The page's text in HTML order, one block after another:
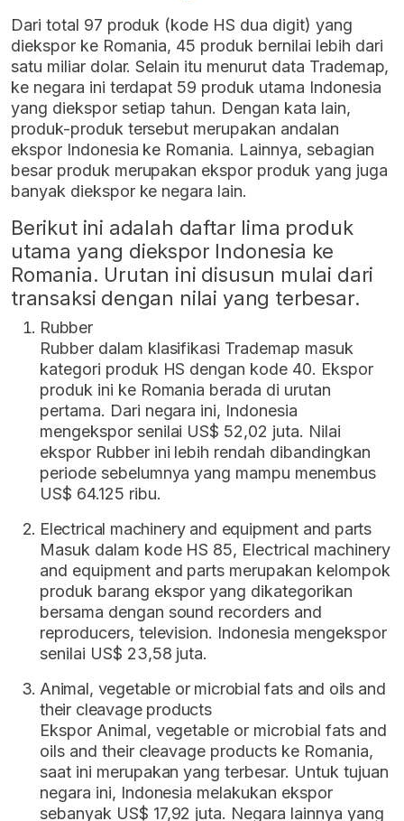
Dari total 97 produk (kode HS dua digit) yang
diekspor ke Romania, 45 produk bernilai lebih dari
satu miliar dolar. Selain itu menurut data Trademap,
ke negara ini terdapat 59 produk utama Indonesia
yang diekspor setiap tahun. Dengan kata lain,
produk-produk tersebut merupakan andalan
ekspor Indonesia ke Romania. Lainnya, sebagian
besar produk merupakan ekspor produk yang juga
banyak diekspor ke negara lain.
Berikut ini adalah daftar lima produk
utama yang diekspor Indonesia ke
Romania. Urutan ini disusun mulai dari
transaksi dengan nilai yang terbesar.
Rubber
Rubber dalam klasifikasi Trademap masuk
kategori produk HS dengan kode 40. Ekspor
produk ini ke Romania berada di urutan
pertama. Dari negara ini, Indonesia
mengekspor senilai US$ 52,02 juta. Nilai
ekspor Rubber ini lebih rendah dibandingkan
periode sebelumnya yang mampu menembus
US$ 64.125 ribu.
Electrical machinery and equipment and parts
Masuk dalam kode HS 85, Electrical machinery
and equipment and parts merupakan kelompok
produk barang ekspor yang dikategorikan
bersama dengan sound recorders and
reproducers, television. Indonesia mengekspor
senilai US$ 23,58 juta.
Animal, vegetable or microbial fats and oils and
their cleavage products
Ekspor Animal, vegetable or microbial fats and
oils and their cleavage products ke Romania,
saat ini merupakan yang terbesar. Untuk tujuan
negara ini, Indonesia melakukan ekspor
sebanyak US$ 17,92 juta. Negara lainnya yang